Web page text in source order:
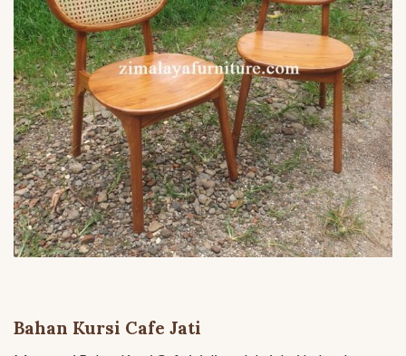
Bahan Kursi Cafe Jati